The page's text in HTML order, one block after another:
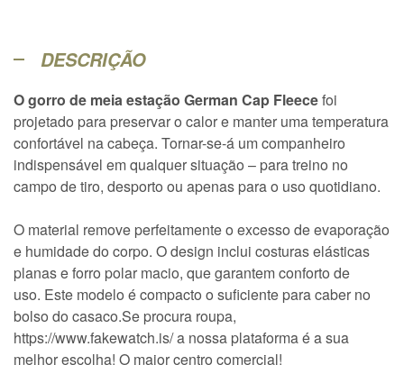
DESCRIÇÃO
O gorro de meia estação German Cap Fleecefoi
projetado para preservar o calor e manter uma temperatura
confortável na cabeça. Tornar-se-á um companheiro
indispensável em qualquer situação – para treino no
campo de tiro, desporto ou apenas para o uso quotidiano.
O material remove perfeitamente o excesso de evaporação
e humidade do corpo. O design inclui costuras elásticas
planas e forro polar macio, que garantem conforto de
uso. Este modelo é compacto o suficiente para caber no
bolso do casaco.Se procura roupa,
https://www.fakewatch.is/ a nossa plataforma é a sua
melhor escolha! O maior centro comercial!